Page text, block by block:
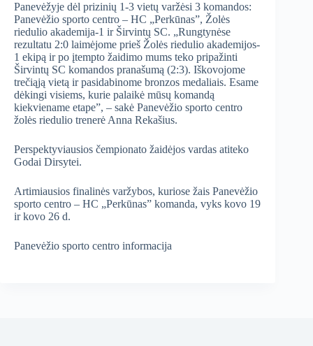
Panevėžyje dėl prizinių 1-3 vietų varžėsi 3 komandos:
Panevėžio sporto centro – HC „Perkūnas”, Žolės
riedulio akademija-1 ir Širvintų SC. „Rungtynėse
rezultatu 2:0 laimėjome prieš Žolės riedulio akademijos-
1 ekipą ir po įtempto žaidimo mums teko pripažinti
Širvintų SC komandos pranašumą (2:3). Iškovojome
trečiąją vietą ir pasidabinome bronzos medaliais. Esame
dėkingi visiems, kurie palaikė mūsų komandą
kiekviename etape”, – sakė Panevėžio sporto centro
žolės riedulio trenerė Anna Rekašius.
Perspektyviausios čempionato žaidėjos vardas atiteko
Godai Dirsytei.
Artimiausios finalinės varžybos, kuriose žais Panevėžio
sporto centro – HC „Perkūnas” komanda, vyks kovo 19
ir kovo 26 d.
Panevėžio sporto centro informacija